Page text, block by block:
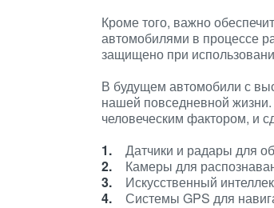
Кроме того, важно
автомобилями в процессе
защищено при
В будущем автомобили с
нашей повседневной жизни.
человеческим фактором, и
Датчики и радары для
Камеры для
Искусственный
Системы GPS для